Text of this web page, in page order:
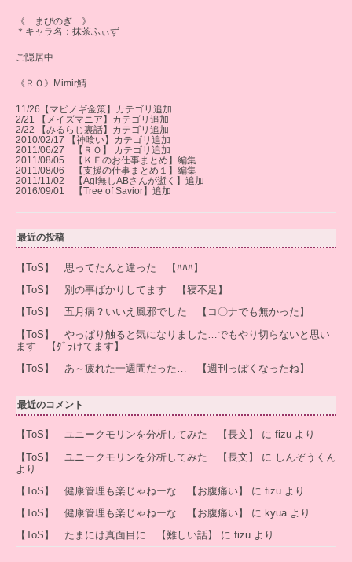
《 まびのぎ 》
＊キャラ名：抹茶ふぃず
ご隠居中
《ＲＯ》Mimir鯖
11/26【マビノギ金策】カテゴリ追加
2/21 【メイズマニア】カテゴリ追加
2/22 【みるらじ裏話】カテゴリ追加
2010/02/17 【神喰い】カテゴリ追加
2011/06/27 【ＲＯ】 カテゴリ追加
2011/08/05 【ＫＥのお仕事まとめ】編集
2011/08/06 【支援の仕事まとめ１】編集
2011/11/02 【Agi無しABさんが逝く】追加
2016/09/01 【Tree of Savior】追加
最近の投稿
【ToS】 思ってたんと違った 【ﾊﾊﾊ】
【ToS】 別の事ばかりしてます 【寝不足】
【ToS】 五月病？いいえ風邪でした 【コ〇ナでも無かった】
【ToS】 やっぱり触ると気になりました…でもやり切らないと思い
ます 【ﾀﾞﾗけてます】
【ToS】 あ～疲れた一週間だった… 【週刊っぽくなったね】
最近のコメント
【ToS】 ユニークモリンを分析してみた 【長文】 に fizu より
【ToS】 ユニークモリンを分析してみた 【長文】
に しんぞうくん
より
【ToS】 健康管理も楽じゃねーな 【お腹痛い】
に fizu より
【ToS】 健康管理も楽じゃねーな 【お腹痛い】
に kyuaより
【ToS】 たまには真面目に 【難しい話】
に fizu より